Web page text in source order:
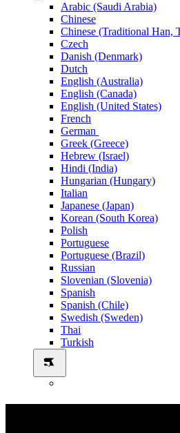
Arabic (Saudi Arabia)
Chinese
Chinese (Traditional Han,
Czech
Danish (Denmark)
Dutch
English (Australia)
English (Canada)
English (United States)
French
German
Greek (Greece)
Hebrew (Israel)
Hindi (India)
Hungarian (Hungary)
Italian
Japanese (Japan)
Korean (South Korea)
Polish
Portuguese
Portuguese (Brazil)
Russian
Slovenian (Slovenia)
Spanish
Spanish (Chile)
Swedish (Sweden)
Thai
Turkish